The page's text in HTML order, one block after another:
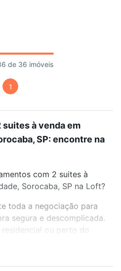
de 36 imóveis
1
à venda em
SP: encontre na
com 2 suites à
Sorocaba, SP na Loft?
toda a negociação para
segura e descomplicada.
ou perto do
com 2 suites à venda
SP para conquistar